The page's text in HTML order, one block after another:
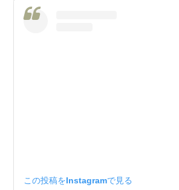
この投稿をInstagramで見る